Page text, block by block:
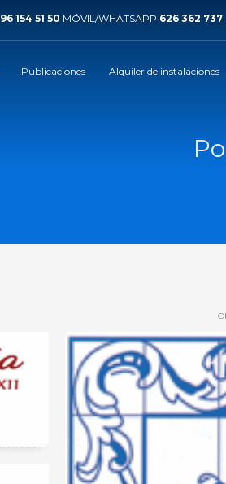
96 154 51 50 MÓVIL/WHATSAPP 626 362 737
Publicaciones Alquiler de instalaciones